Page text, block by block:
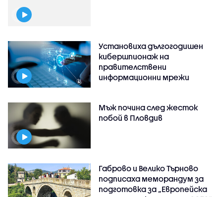
Установиха дългогодишен
кибершпионаж на
правителствени
информационни мрежи
Мъж почина след жесток
побой в Пловдив
Габрово и Велико Търново
подписаха меморандум за
подготовка за „Европейска